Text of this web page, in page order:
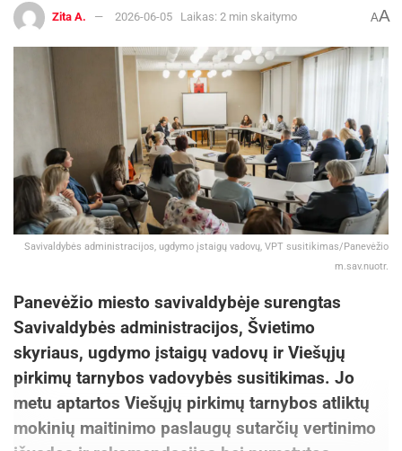
Zita A. 2026-06-05 Laikas: 2 min skaitymo AA
Savivaldybės administracijos, ugdymo įstaigų vadovų, VPT susitikimas/Panevėžio
m.sav.nuotr.
Panevėžio miesto savivaldybėje surengtas
Savivaldybės administracijos, Švietimo
skyriaus, ugdymo įstaigų vadovų ir Viešųjų
pirkimų tarnybos vadovybės susitikimas. Jo
metu aptartos Viešųjų pirkimų tarnybos atliktų
mokinių maitinimo paslaugų sutarčių vertinimo